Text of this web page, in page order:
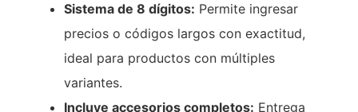
Sistema de 8 dígitos: Permite ingresar
precios o códigos largos con exactitud,
ideal para productos con múltiples
variantes.
Incluye accesorios completos: Entrega